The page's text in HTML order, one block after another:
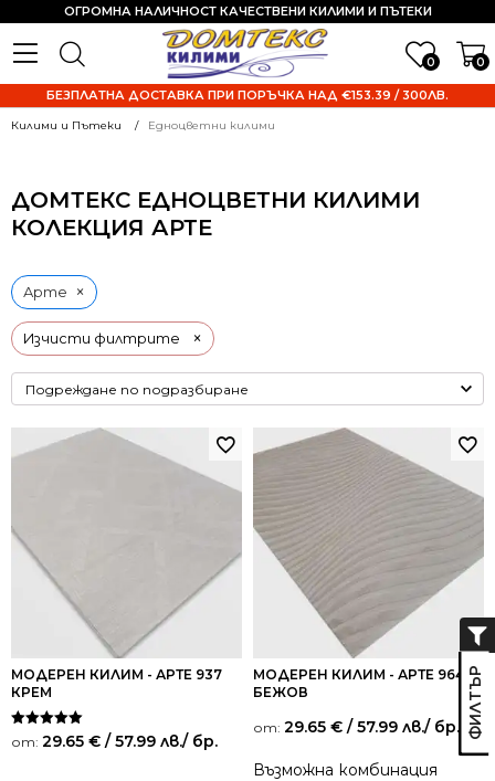
0 0
ОГРОМНА НАЛИЧНОСТ КАЧЕСТВЕНИ КИЛИМИ И ПЪТЕКИ
БЕЗПЛАТНА ДОСТАВКА ПРИ ПОРЪЧКА НАД €153.39 / 300ЛВ.
Килими и Пътеки Едноцветни килими
ДОМТЕКС ЕДНОЦВЕТНИ КИЛИМИ
КОЛЕКЦИЯ АРТЕ
Изчисти филтрите ×
Арте ×
МОДЕРЕН КИЛИМ - АРТЕ 937
КРЕМ
Оценено на
5.00
от: 29.65 € / 57.99 лв./ бр.
МОДЕРЕН КИЛИМ - АРТЕ 964
БЕЖОВ
от: 29.65 € / 57.99 лв./ бр.
Възможна комбинация